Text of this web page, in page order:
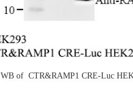
WB of CTR&RAMP1 CRE-Luc